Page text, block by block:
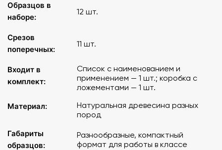
Образцов в
наборе:
12 шт.
Срезов
поперечных:
11 шт.
Входит в
комплект:
Список с наименованием и
применением — 1 шт.; коробка с
ложементами — 1 шт.
Материал:
Натуральная древесина разных
пород
Габариты
образцов:
Разнообразные, компактный
формат для работы в классе